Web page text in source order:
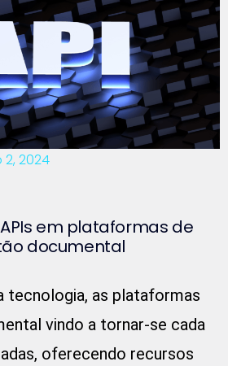
2024
em plataformas de
documental
tecnologia, as plataformas
vindo a tornar-se cada
oferecendo recursos